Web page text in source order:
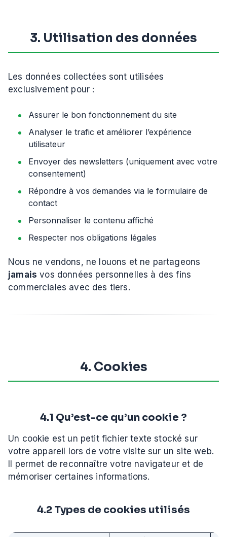
3. Utilisation des données
Les données collectées sont utilisées
exclusivement pour :
Assurer le bon fonctionnement du site
Analyser le trafic et améliorer l’expérience
utilisateur
Envoyer des newsletters (uniquement avec votre
consentement)
Répondre à vos demandes via le formulaire de
contact
Personnaliser le contenu affiché
Respecter nos obligations légales
Nous ne vendons, ne louons et ne partageons
jamais vos données personnelles à des fins
commerciales avec des tiers.
4. Cookies
4.1 Qu’est-ce qu’un cookie ?
Un cookie est un petit fichier texte stocké sur
votre appareil lors de votre visite sur un site web.
Il permet de reconnaître votre navigateur et de
mémoriser certaines informations.
4.2 Types de cookies utilisés